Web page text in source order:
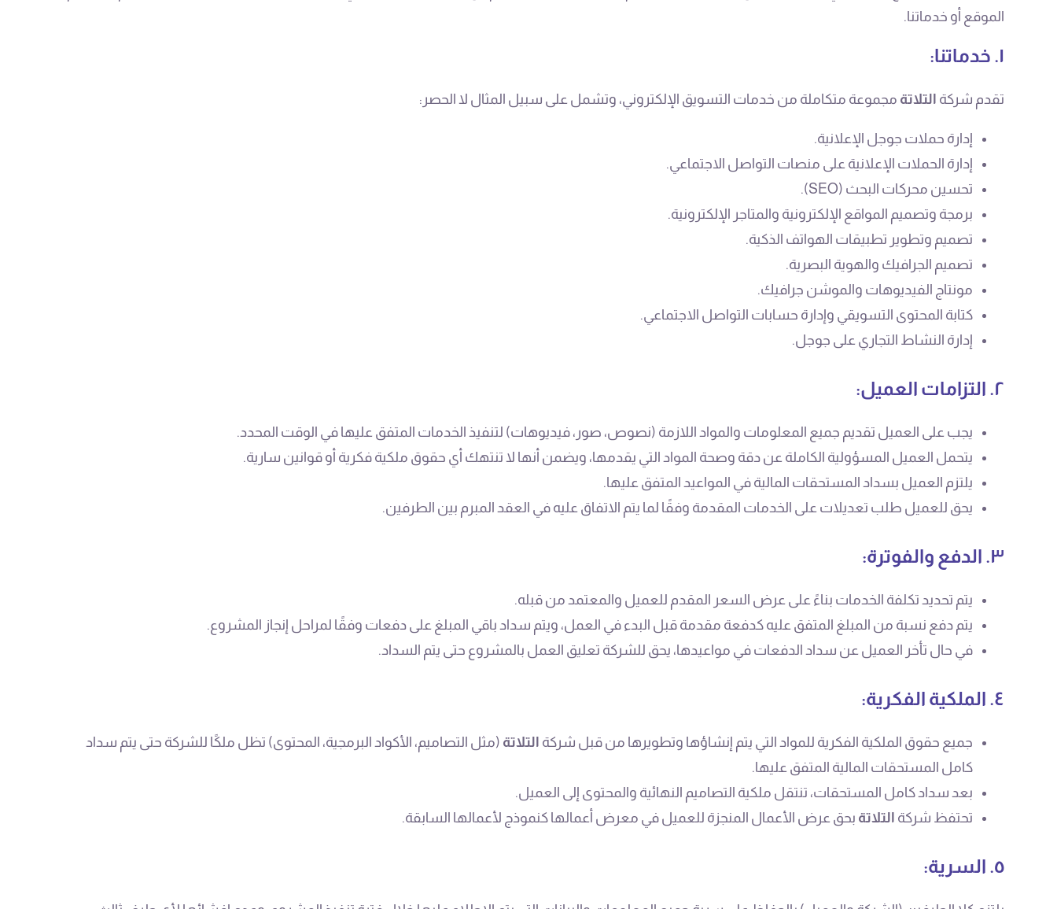
الموقع أو خدماتنا.
١. خدماتنا:
تقدم شركة التلاتة مجموعة متكاملة من خدمات التسويق الإلكتروني، وتشمل على سبيل المثال لا الحصر:
إدارة حملات جوجل الإعلانية.
إدارة الحملات الإعلانية على منصات التواصل الاجتماعي.
تحسين محركات البحث (SEO).
برمجة وتصميم المواقع الإلكترونية والمتاجر الإلكترونية.
تصميم وتطوير تطبيقات الهواتف الذكية.
تصميم الجرافيك والهوية البصرية.
مونتاج الفيديوهات والموشن جرافيك.
كتابة المحتوى التسويقي وإدارة حسابات التواصل الاجتماعي.
إدارة النشاط التجاري على جوجل.
٢. التزامات العميل:
يجب على العميل تقديم جميع المعلومات والمواد اللازمة (نصوص، صور، فيديوهات) لتنفيذ الخدمات المتفق عليها في الوقت المحدد.
يتحمل العميل المسؤولية الكاملة عن دقة وصحة المواد التي يقدمها، ويضمن أنها لا تنتهك أي حقوق ملكية فكرية أو قوانين سارية.
يلتزم العميل بسداد المستحقات المالية في المواعيد المتفق عليها.
يحق للعميل طلب تعديلات على الخدمات المقدمة وفقًا لما يتم الاتفاق عليه في العقد المبرم بين الطرفين.
٣. الدفع والفوترة:
يتم تحديد تكلفة الخدمات بناءً على عرض السعر المقدم للعميل والمعتمد من قبله.
يتم دفع نسبة من المبلغ المتفق عليه كدفعة مقدمة قبل البدء في العمل، ويتم سداد باقي المبلغ على دفعات وفقًا لمراحل إنجاز المشروع.
في حال تأخر العميل عن سداد الدفعات في مواعيدها، يحق للشركة تعليق العمل بالمشروع حتى يتم السداد.
٤. الملكية الفكرية:
جميع حقوق الملكية الفكرية للمواد التي يتم إنشاؤها وتطويرها من قبل شركة التلاتة (مثل التصاميم، الأكواد البرمجية، المحتوى) تظل ملكًا للشركة حتى يتم سداد
كامل المستحقات المالية المتفق عليها.
بعد سداد كامل المستحقات، تنتقل ملكية التصاميم النهائية والمحتوى إلى العميل.
تحتفظ شركة التلاتة بحق عرض الأعمال المنجزة للعميل في معرض أعمالها كنموذج لأعمالها السابقة.
٥. السرية: